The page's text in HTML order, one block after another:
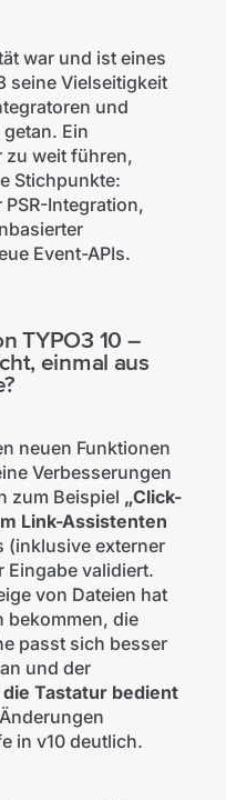
war und ist eines
seine Vielseitigkeit
und
Ein
zu weit führen,
Stichpunkte:
Integration,
Event-APIs.
TYPO3 10 –
einmal aus
neuen Funktionen
Verbesserungen
zum Beispiel „Click-
Link-Assistenten
externer
Eingabe validiert.
von Dateien hat
bekommen, die
passt sich besser
und der
Tastatur bedient
in v10 deutlich.